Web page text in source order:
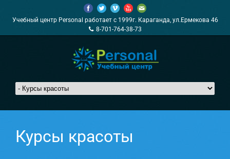
Учебный центр Personal работает с 1999г. Караганда, ул.Ермекова 46
8-701-764-38-73
Курсы красоты